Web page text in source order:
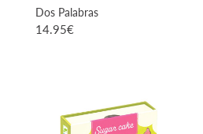
Dos Palabras
14.95€
VER PRODUCTO